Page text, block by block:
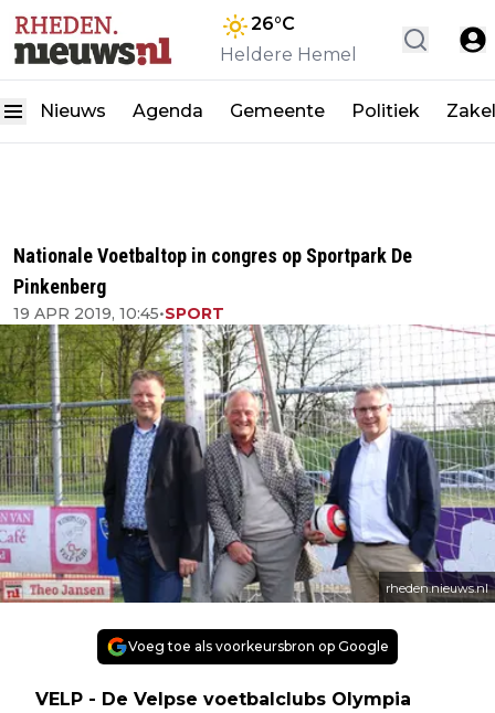
26°C
Heldere Hemel
Nieuws Agenda Gemeente Politiek
Nationale Voetbaltop in congres op Sportpark De
Pinkenberg
19 APR 2019, 10:45•SPORT
rheden.nieuws.nl
Voeg toe als voorkeursbron op Google
VELP - De Velpse voetbalclubs Olympia